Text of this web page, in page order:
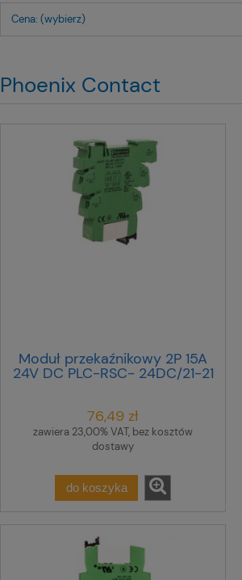
Cena: (wybierz)
Phoenix Contact
Moduł przekaźnikowy 2P 15A
24V DC PLC-RSC- 24DC/21-21
76,49 zł
zawiera 23,00% VAT, bez kosztów
dostawy
do koszyka